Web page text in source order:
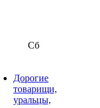
Сб
Дорогие
товарищи,
уральцы,